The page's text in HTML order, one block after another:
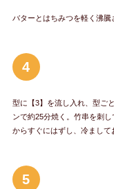
バターとはちみつを軽く沸騰
4
型に【3】を流し入れ、型ご
ンで約25分焼く。竹串を刺
からすぐにはずし、冷まして
5